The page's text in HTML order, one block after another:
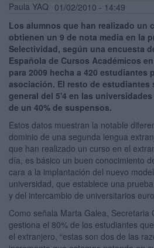
Paula YAQ 01/02/2010 - 14:49
Los alumnos que han realizado un
obtienen un 9 de nota media en la
Selectividad, según una encuesta
Española de Cursos Académicos
para 2009 hecha a 420 estudiantes
asociación. El resto de estudiantes
general del 5'4 en las
de un 40% de suspensos.
Estos datos muestran la notable
dominio de una segunda lengua
que han realizado un curso en el
día, es básico un buen conocimiento
cara a la implantación del nuevo
universidad, que establece una
y del intercambio de universitarios
Como señala Marta Galea, Secretaria
gestiona el 80% de los estudiantes
el extranjero, “estas son dos de las